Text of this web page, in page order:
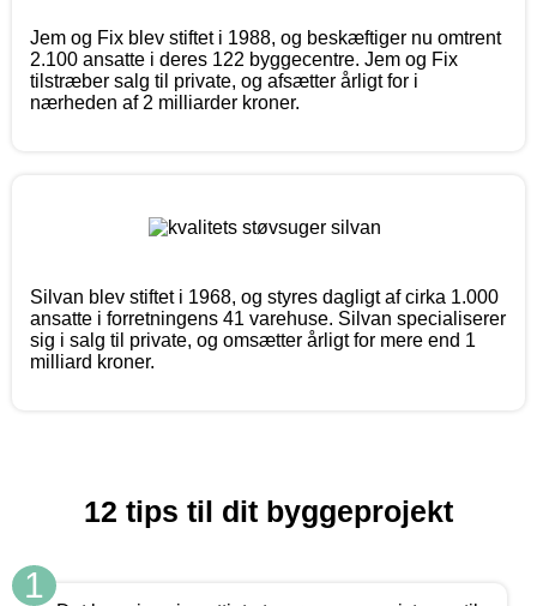
Jem og Fix blev stiftet i 1988, og beskæftiger nu omtrent
2.100 ansatte i deres 122 byggecentre. Jem og Fix
tilstræber salg til private, og afsætter årligt for i
nærheden af 2 milliarder kroner.
Silvan blev stiftet i 1968, og styres dagligt af cirka 1.000
ansatte i forretningens 41 varehuse. Silvan specialiserer
sig i salg til private, og omsætter årligt for mere end 1
milliard kroner.
12 tips til dit byggeprojekt
1